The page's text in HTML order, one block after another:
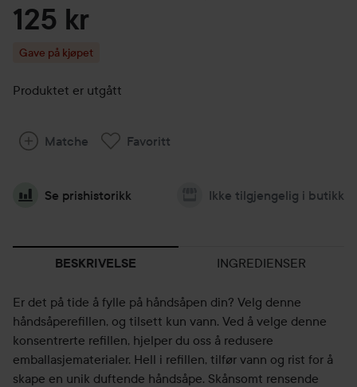
125 kr
Gave på kjøpet
Produktet er utgått
Matche Favoritt
Se prishistorikk Ikke tilgjengelig i butikk
BESKRIVELSE INGREDIENSER
Er det på tide å fylle på håndsåpen din? Velg denne
håndsåperefillen, og tilsett kun vann. Ved å velge denne
konsentrerte refillen, hjelper du oss å redusere
emballasjematerialer. Hell i refillen, tilfør vann og rist for å
skape en unik duftende håndsåpe. Skånsomt rensende